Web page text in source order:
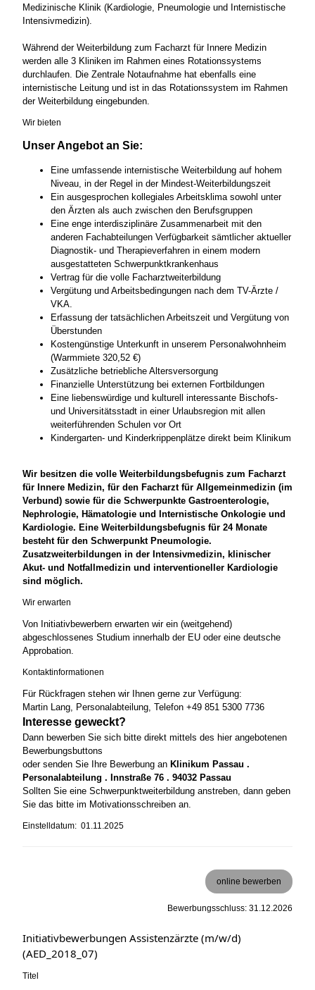
Medizinische Klinik (Kardiologie, Pneumologie und Internistische
Intensivmedizin).
Während der Weiterbildung zum Facharzt für Innere Medizin
werden alle 3 Kliniken im Rahmen eines Rotationssystems
durchlaufen. Die Zentrale Notaufnahme hat ebenfalls eine
internistische Leitung und ist in das Rotationssystem im Rahmen
der Weiterbildung eingebunden.
Wir bieten
Unser Angebot an Sie:
Eine umfassende internistische Weiterbildung auf hohem
Niveau, in der Regel in der Mindest-Weiterbildungszeit
Ein ausgesprochen kollegiales Arbeitsklima sowohl unter
den Ärzten als auch zwischen den Berufsgruppen
Eine enge interdisziplinäre Zusammenarbeit mit den
anderen Fachabteilungen Verfügbarkeit sämtlicher aktueller
Diagnostik- und Therapieverfahren in einem modern
ausgestatteten Schwerpunktkrankenhaus
Vertrag für die volle Facharztweiterbildung
Vergütung und Arbeitsbedingungen nach dem TV-Ärzte /
VKA.
Erfassung der tatsächlichen Arbeitszeit und Vergütung von
Überstunden
Kostengünstige Unterkunft in unserem Personalwohnheim
(Warmmiete 320,52 €)
Zusätzliche betriebliche Altersversorgung
Finanzielle Unterstützung bei externen Fortbildungen
Eine liebenswürdige und kulturell interessante Bischofs-
und Universitätsstadt in einer Urlaubsregion mit allen
weiterführenden Schulen vor Ort
Kindergarten- und Kinderkrippenplätze direkt beim Klinikum
Wir besitzen die volle Weiterbildungsbefugnis zum Facharzt
für Innere Medizin, für den Facharzt für Allgemeinmedizin (im
Verbund) sowie für die Schwerpunkte Gastroenterologie,
Nephrologie, Hämatologie und Internistische Onkologie und
Kardiologie. Eine Weiterbildungsbefugnis für 24 Monate
besteht für den Schwerpunkt Pneumologie.
Zusatzweiterbildungen in der Intensivmedizin, klinischer
Akut- und Notfallmedizin und interventioneller Kardiologie
sind möglich.
Wir erwarten
Von Initiativbewerbern erwarten wir ein (weitgehend)
abgeschlossenes Studium innerhalb der EU oder eine deutsche
Approbation.
Kontaktinformationen
Für Rückfragen stehen wir Ihnen gerne zur Verfügung:
Martin Lang, Personalabteilung, Telefon +49 851 5300 7736
Interesse geweckt?
Dann bewerben Sie sich bitte direkt mittels des hier angebotenen
Bewerbungsbuttons
oder senden Sie Ihre Bewerbung an Klinikum Passau .
Personalabteilung . Innstraße 76 . 94032 Passau
Sollten Sie eine Schwerpunktweiterbildung anstreben, dann geben
Sie das bitte im Motivationsschreiben an.
Einstelldatum: 01.11.2025
online bewerben
Bewerbungsschluss: 31.12.2026
Initiativbewerbungen Assistenzärzte (m/w/d)
(AED_2018_07)
Titel